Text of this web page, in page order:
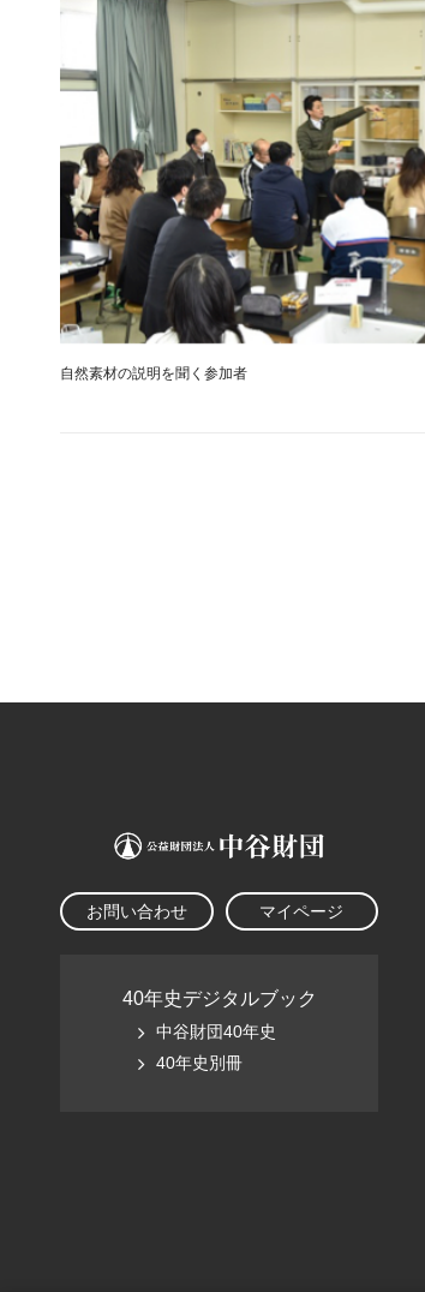
自然素材の説明を聞く参加者
お問い合わせ マイページ
40年史デジタルブック
中谷財団40年史
40年史別冊